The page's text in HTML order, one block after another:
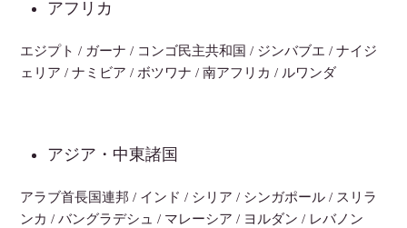
アフリカ
エジプト / ガーナ / コンゴ民主共和国 / ジンバブエ / ナイジ
ェリア / ナミビア / ボツワナ / 南アフリカ / ルワンダ
アジア・中東諸国
アラブ首長国連邦 / インド / シリア / シンガポール / スリラ
ンカ / バングラデシュ / マレーシア / ヨルダン / レバノン